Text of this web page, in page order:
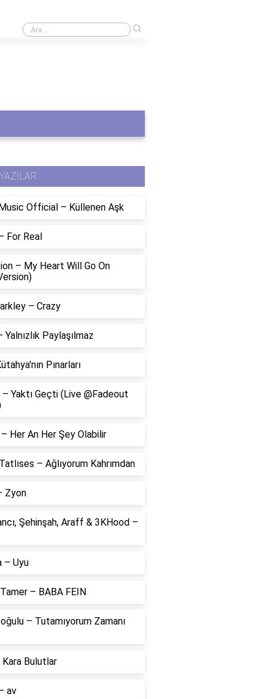
En iyi difüzör markaları
Official – Küllenen Aşk
For Real
– My Heart Will Go On
– Crazy
Yalnızlık Paylaşılmaz
Pınarları
Yaktı Geçti (Live @Fadeout
Her An Her Şey Olabilir
– Ağlıyorum Kahrımdan
Zyon
Şehinşah, Araff & 3KHood –
– Uyu
– BABA FEIN
– Tutamıyorum Zamanı
Kara Bulutlar
av